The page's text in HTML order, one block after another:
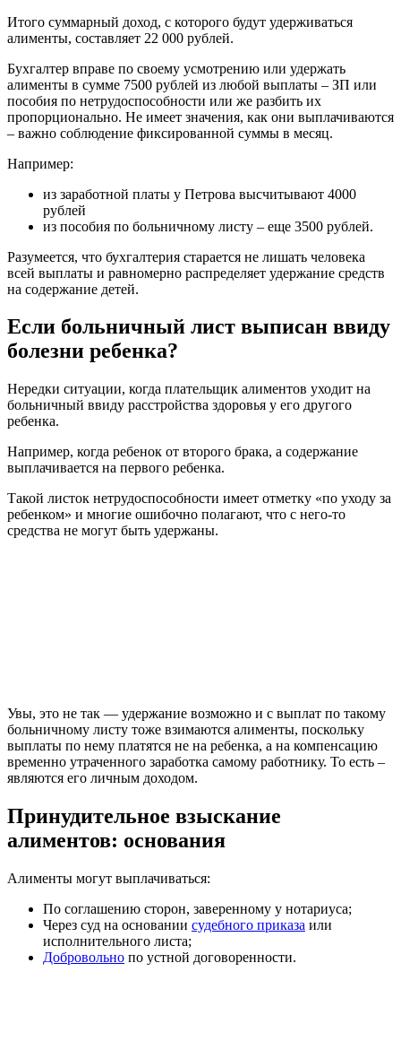
Итого суммарный доход, с которого будут удерживаться
алименты, составляет 22 000 рублей.
Бухгалтер вправе по своему усмотрению или удержать
алименты в сумме 7500 рублей из любой выплаты – ЗП или
пособия по нетрудоспособности или же разбить их
пропорционально. Не имеет значения, как они выплачиваются
– важно соблюдение фиксированной суммы в месяц.
Например:
из заработной платы у Петрова высчитывают 4000
рублей
из пособия по больничному листу – еще 3500 рублей.
Разумеется, что бухгалтерия старается не лишать человека
всей выплаты и равномерно распределяет удержание средств
на содержание детей.
Если больничный лист выписан ввиду
болезни ребенка?
Нередки ситуации, когда плательщик алиментов уходит на
больничный ввиду расстройства здоровья у его другого
ребенка.
Например, когда ребенок от второго брака, а содержание
выплачивается на первого ребенка.
Такой листок нетрудоспособности имеет отметку «по уходу за
ребенком» и многие ошибочно полагают, что с него-то
средства не могут быть удержаны.
Увы, это не так — удержание возможно и с выплат по такому
больничному листу тоже взимаются алименты, поскольку
выплаты по нему платятся не на ребенка, а на компенсацию
временно утраченного заработка самому работнику. То есть –
являются его личным доходом.
Принудительное взыскание
алиментов: основания
Алименты могут выплачиваться:
По соглашению сторон, заверенному у нотариуса;
Через суд на основании судебного приказа или
исполнительного листа;
Добровольно по устной договоренности.